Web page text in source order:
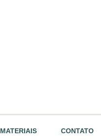
MATERIAIS CONTATO